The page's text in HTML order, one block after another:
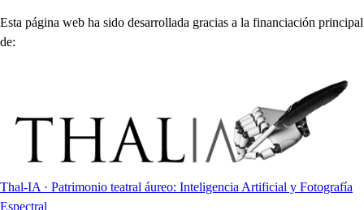
Esta página web ha sido desarrollada gracias a la financiación principal
de:
Thal-IA · Patrimonio teatral áureo: Inteligencia Artificial y Fotografía
Espectral